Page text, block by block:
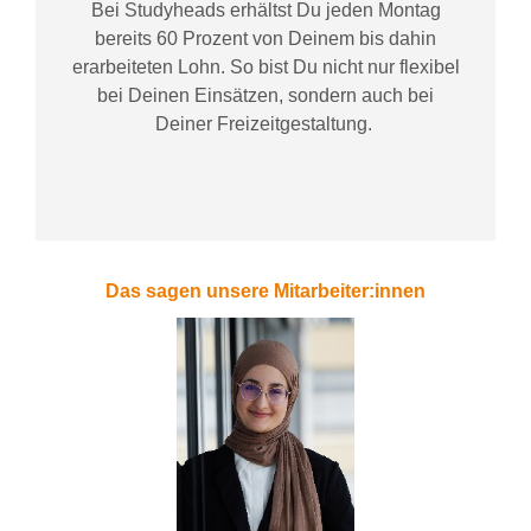
Bei Studyheadserhältst Du jeden Montag
bereits 60 Prozent von Deinem bis dahin
erarbeiteten Lohn. So bist Du nicht nur flexibel
bei Deinen Einsätzen, sondern auch bei
DeinerFreizeitgestaltung.
Das sagen unsere Mitarbeiter:innen